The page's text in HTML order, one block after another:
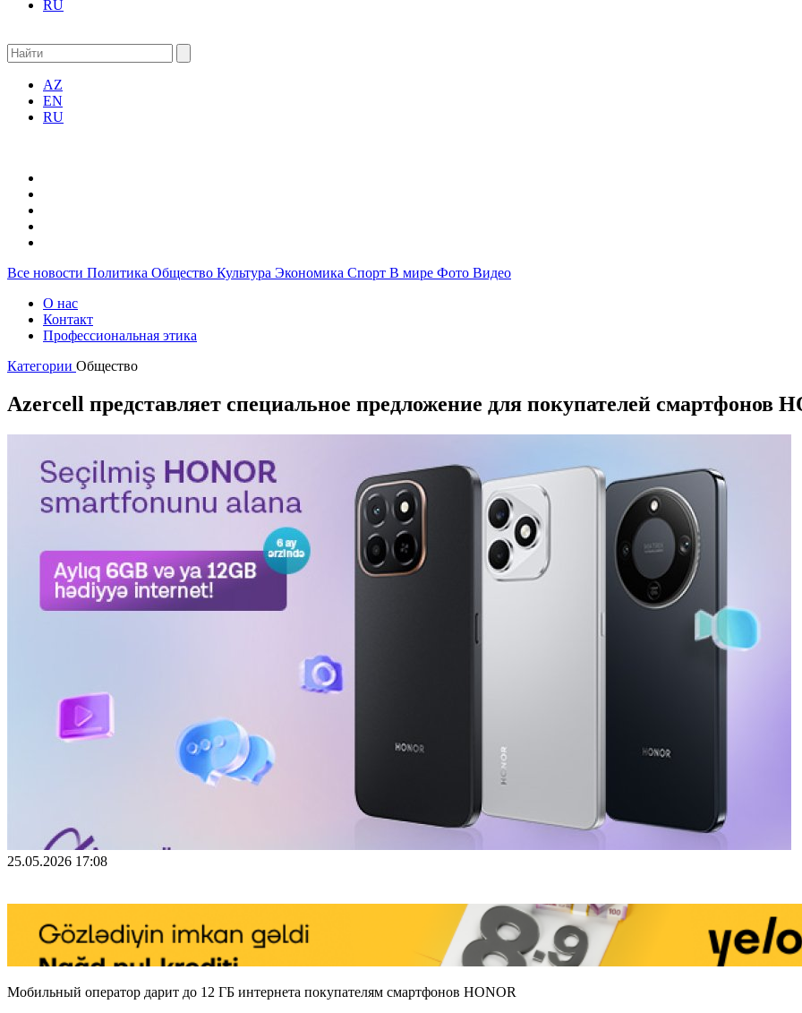
RU
AZ
EN
RU
Все новости Политика Общество Культура Экономика Спорт В мире Фото Видео
О нас
Контакт
Профессиональная этика
Категории Общество
Azercell представляет специальное предложение для покупателей смартфонов
25.05.2026 17:08
Мобильный оператор дарит до 12 ГБ интернета покупателям смартфонов HONOR